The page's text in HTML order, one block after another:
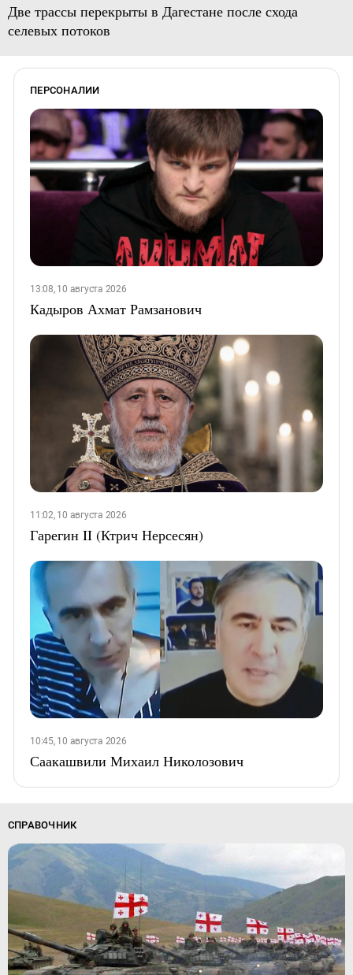
Две трассы перекрыты в Дагестане после схода
селевых потоков
ПЕРСОНАЛИИ
13:08, 10 августа 2026
Кадыров Ахмат Рамзанович
11:02, 10 августа 2026
Гарегин II (Ктрич Нерсесян)
10:45, 10 августа 2026
Саакашвили Михаил Николозович
СПРАВОЧНИК